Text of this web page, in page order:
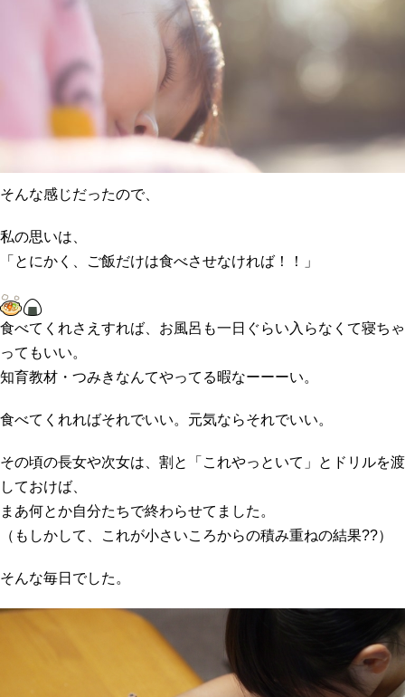
そんな感じだったので、
私の思いは、
「とにかく、ご飯だけは食べさせなければ！！」
食べてくれさえすれば、お風呂も一日ぐらい入らなくて寝ちゃ
ってもいい。
知育教材・つみきなんてやってる暇なーーーい。
食べてくれればそれでいい。元気ならそれでいい。
その頃の長女や次女は、割と「これやっといて」とドリルを渡
しておけば、
まあ何とか自分たちで終わらせてました。
（もしかして、これが小さいころからの積み重ねの結果??）
そんな毎日でした。